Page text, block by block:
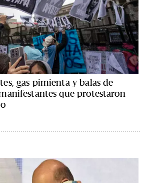
gas pimienta y balas de
que protestaron